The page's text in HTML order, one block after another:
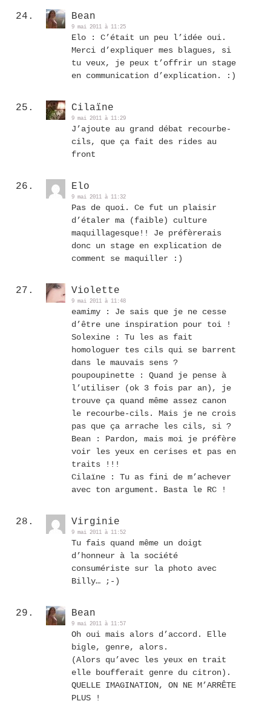
Bean
9 mai 2011 à 11:25
Elo : C’était un peu l’idée oui.
Merci d’expliquer mes blagues, si
tu veux, je peux t’offrir un stage
en communication d’explication. :)
Cilaïne
9 mai 2011 à 11:29
J’ajoute au grand débat recourbe-
cils, que ça fait des rides au
front
Elo
9 mai 2011 à 11:32
Pas de quoi. Ce fut un plaisir
d’étaler ma (faible) culture
maquillagesque!! Je préfèrerais
donc un stage en explication de
comment se maquiller :)
Violette
9 mai 2011 à 11:48
eamimy : Je sais que je ne cesse
d’être une inspiration pour toi !
Solexine : Tu les as fait
homologuer tes cils qui se barrent
dans le mauvais sens ?
poupoupinette : Quand je pense à
l’utiliser (ok 3 fois par an), je
trouve ça quand même assez canon
le recourbe-cils. Mais je ne crois
pas que ça arrache les cils, si ?
Bean : Pardon, mais moi je préfère
voir les yeux en cerises et pas en
traits !!!
Cilaïne : Tu as fini de m’achever
avec ton argument. Basta le RC !
Virginie
9 mai 2011 à 11:52
Tu fais quand même un doigt
d’honneur à la société
consumériste sur la photo avec
Billy… ;-)
Bean
9 mai 2011 à 11:57
Oh oui mais alors d’accord. Elle
bigle, genre, alors.
(Alors qu’avec les yeux en trait
elle boufferait genre du citron).
QUELLE IMAGINATION, ON NE M’ARRÊTE
PLUS !